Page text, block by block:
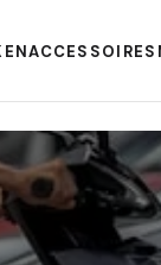
ACCESSOIRES